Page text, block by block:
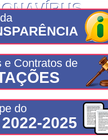
e Contratos de
do
2025